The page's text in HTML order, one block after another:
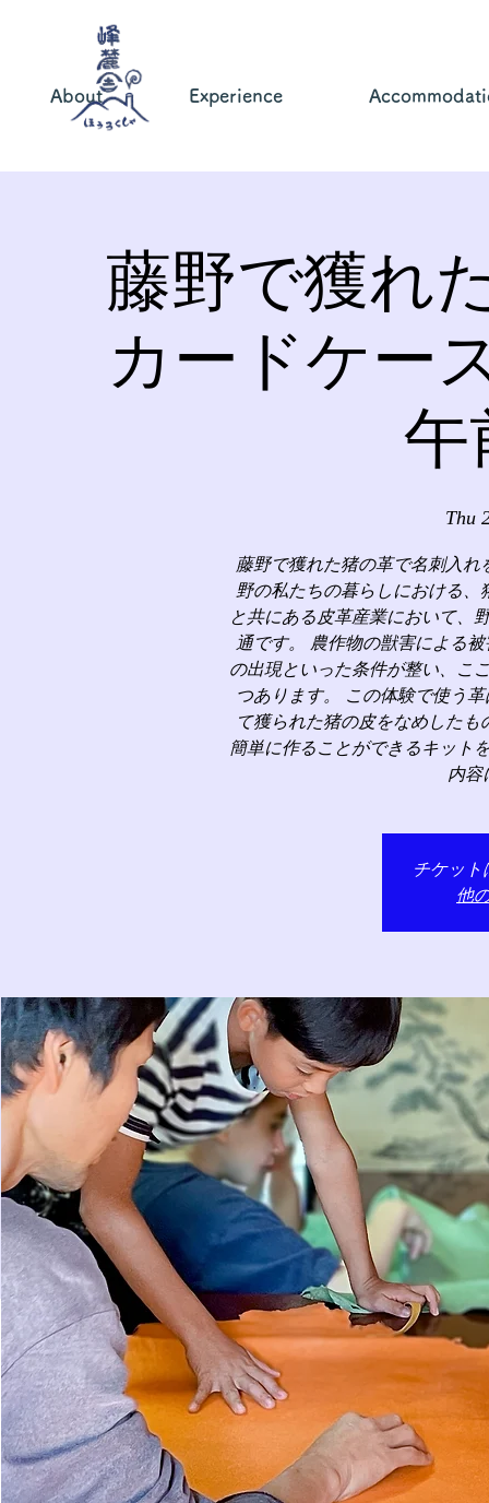
About Experience
藤野で獲れ
カードケー
午
Thu
藤野で獲れた猪の革で名刺入
野の私たちの暮らしにおける
と共にある皮革産業において、
通です。 農作物の獣害による
の出現といった条件が整い、こ
つあります。 この体験で使う
て獲られた猪の皮をなめした
簡単に作ることができるキット
内容
チケット
他